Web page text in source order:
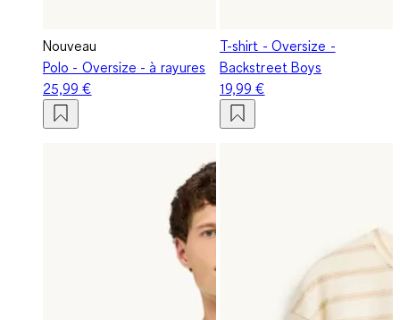
Nouveau
Polo - Oversize - à rayures
25,99 €
T-shirt - Oversize -
Backstreet Boys
19,99 €